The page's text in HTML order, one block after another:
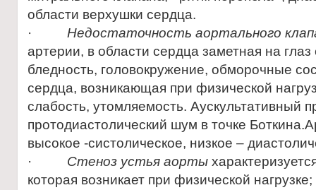
области верхушки сердца.
· Недостаточность аортального
артерии, в области сердца заметная на
бледность, головокружение, обморочные
сердца, возникающая при физической
слабость, утомляемость. Аускультативный
протодиастолический шум в точке
высокое -систолическое, низкое –
· Стеноз устья аорты
которая возникает при физической